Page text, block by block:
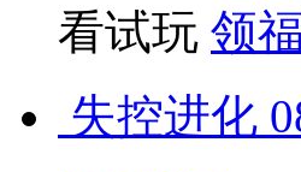
看试玩 领
失控进化